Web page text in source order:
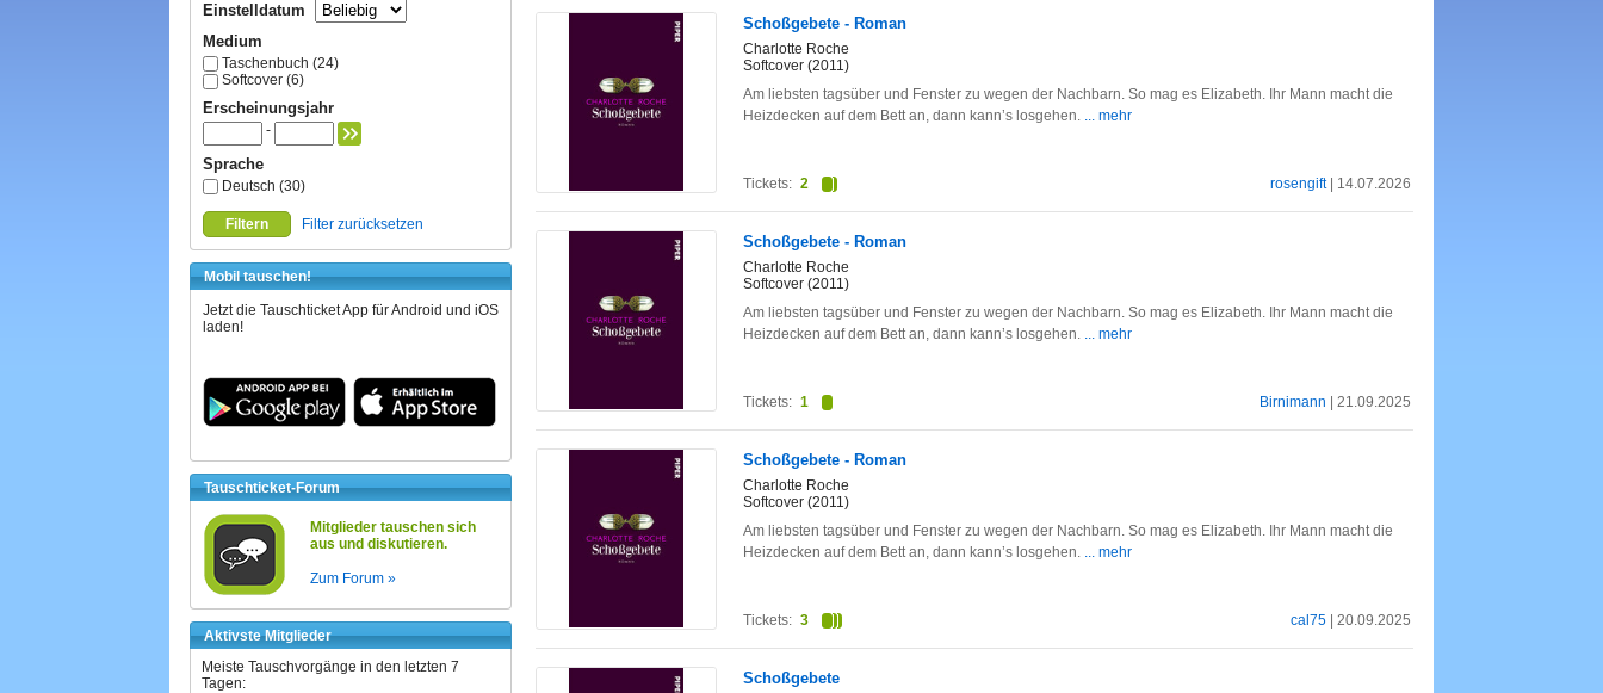
Einstelldatum
Medium
Taschenbuch (24)
Softcover (6)
Erscheinungsjahr
-
Sprache
Deutsch (30)
Filtern Filter zurücksetzen
Mobil tauschen!
Jetzt die Tauschticket App für Android und iOS
laden!
Tauschticket-Forum
Mitglieder tauschen sich
aus und diskutieren.
Zum Forum »
Aktivste Mitglieder
Meiste Tauschvorgänge in den letzten 7
Tagen:
Schoßgebete - Roman
Charlotte Roche
Softcover (2011)
Am liebsten tagsüber und Fenster zu wegen der Nachbarn. So mag es Elizabeth. Ihr Mann macht die
Heizdecken auf dem Bett an, dann kann’s losgehen. ... mehr
rosengift| 14.07.2026
Tickets: 2
Schoßgebete - Roman
Charlotte Roche
Softcover (2011)
Am liebsten tagsüber und Fenster zu wegen der Nachbarn. So mag es Elizabeth. Ihr Mann macht die
Heizdecken auf dem Bett an, dann kann’s losgehen. ... mehr
Birnimann | 21.09.2025
Tickets: 1
Schoßgebete - Roman
Charlotte Roche
Softcover (2011)
Am liebsten tagsüber und Fenster zu wegen der Nachbarn. So mag es Elizabeth. Ihr Mann macht die
Heizdecken auf dem Bett an, dann kann’s losgehen. ... mehr
cal75 | 20.09.2025
Tickets: 3
Schoßgebete